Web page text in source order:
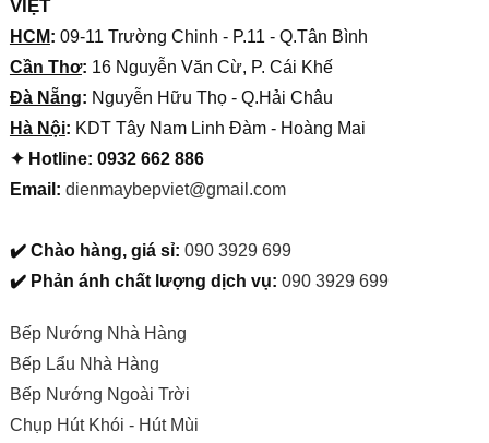
VIỆT
HCM: 09-11 Trường Chinh - P.11 - Q.Tân Bình
Cần Thơ: 16 Nguyễn Văn Cừ, P. Cái Khế
Đà Nẵng: Nguyễn Hữu Thọ - Q.Hải Châu
Hà Nội: KDT Tây Nam Linh Đàm - Hoàng Mai
✦ Hotline: 0932 662 886
Email: dienmaybepviet@gmail.com
✔️ Chào hàng, giá sỉ: 090 3929 699
✔️ Phản ánh chất lượng dịch vụ: 090 3929 699
Bếp Nướng Nhà Hàng
Bếp Lẩu Nhà Hàng
Bếp Nướng Ngoài Trời
Chụp Hút Khói - Hút Mùi